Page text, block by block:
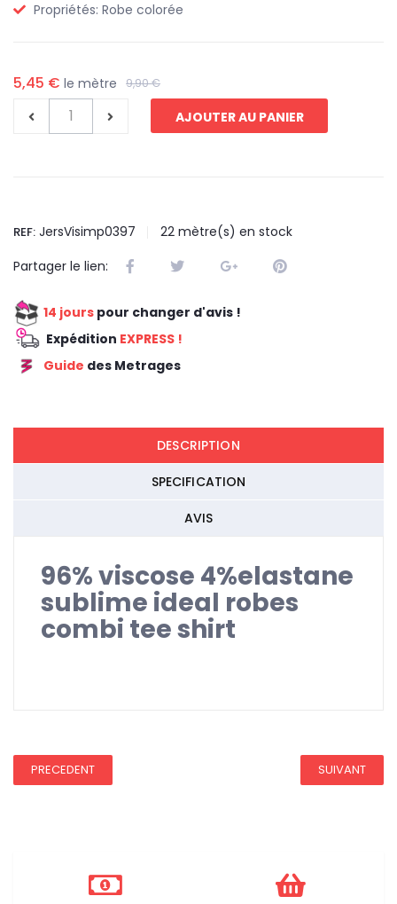
Propriétés: Robe colorée
5,45 € le mètre 9,90 €
AJOUTER AU PANIER
REF: JersVisimp0397 22 mètre(s) en stock
Partager le lien:
14 jours pour changer d'avis !
Expédition EXPRESS !
Guide des Metrages
DESCRIPTION
SPECIFICATION
AVIS
96% viscose 4%elastane
sublime ideal robes
combi tee shirt
PRECEDENT SUIVANT